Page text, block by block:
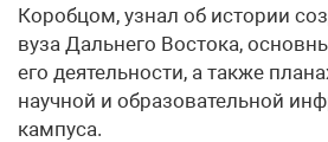
Коробцом, узнал об истории
вуза Дальнего Востока,
его деятельности, а также
научной и образовательной
кампуса.